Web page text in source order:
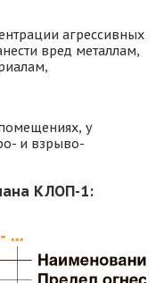
агрессивных
вред металлам,
у
и взрыво-
КЛОП-1: